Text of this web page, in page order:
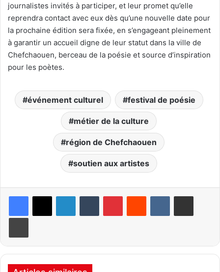
journalistes invités à participer, et leur promet qu’elle
reprendra contact avec eux dès qu’une nouvelle date pour
la prochaine édition sera fixée, en s’engageant pleinement
à garantir un accueil digne de leur statut dans la ville de
Chefchaouen, berceau de la poésie et source d’inspiration
pour les poètes.
événement culturel festival de poésie
métier de la culture
région de Chefchaouen
soutien aux artistes